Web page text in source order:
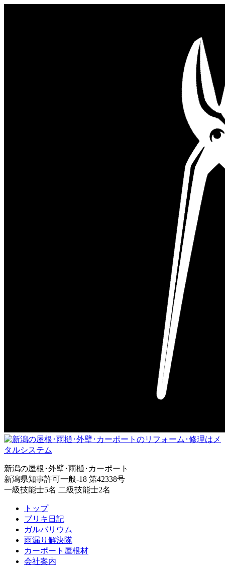
新潟の屋根･外壁･雨樋･カーポート
新潟県知事許可一般-18 第42338号
一級技能士5名 二級技能士2名
トップ
ブリキ日記
ガルバリウム
雨漏り解決隊
カーポート屋根材
会社案内